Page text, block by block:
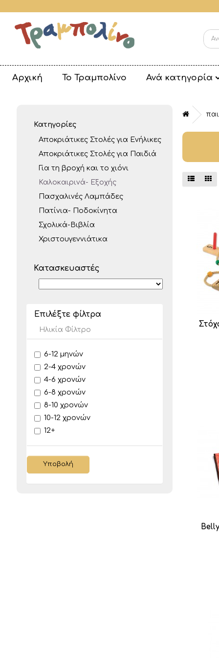
Αρχική Το Τραμπολίνο Ανά κατηγορία
Κατηγορίες
Αποκριάτικες Στολές για Ενήλικες
Αποκριάτικες Στολές για Παιδιά
Για τη βροχή και το χιόνι
Καλοκαιρινά- Εξοχής
Πασχαλινές Λαμπάδες
Πατίνια- Ποδοκίνητα
Σχολικά-Βιβλία
Χριστουγεννιάτικα
Κατασκευαστές
Επιλέξτε φίλτρα
Ηλικία Φίλτρο
6-12 μηνών
2-4 χρονών
4-6 χρονών
6-8 χρονών
8-10 χρονών
10-12 χρονών
12+
Υποβολή